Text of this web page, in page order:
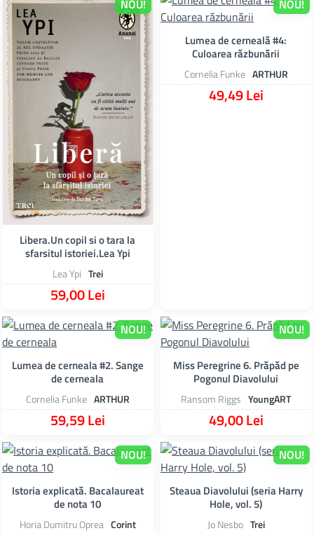
NOU!
Lea Ypi Trei
Libera.Un copil si o tara la
sfarsitul istoriei.Lea Ypi
59,00 Lei
NOU!
Cornelia Funke ARTHUR
Lumea de cerneală #4:
Culoarea răzbunării
49,49 Lei
NOU!
Cornelia Funke ARTHUR
Lumea de cerneala #2. Sange
de cerneala
59,59 Lei
NOU!
Ransom Riggs YoungART
Miss Peregrine 6. Prăpăd pe
Pogonul Diavolului
49,00 Lei
NOU!
Horia Dumitru Oprea Corint
Istoria explicată. Bacalaureat
de nota 10
NOU!
Jo Nesbo Trei
Steaua Diavolului (seria Harry
Hole, vol. 5)